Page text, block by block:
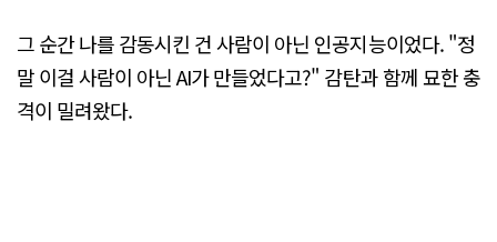
그 순간 나를 감동시킨 건 사람이 아닌 인공지능이었다. "정
말 이걸 사람이 아닌 AI가 만들었다고?" 감탄과 함께 묘한 충
격이 밀려왔다.